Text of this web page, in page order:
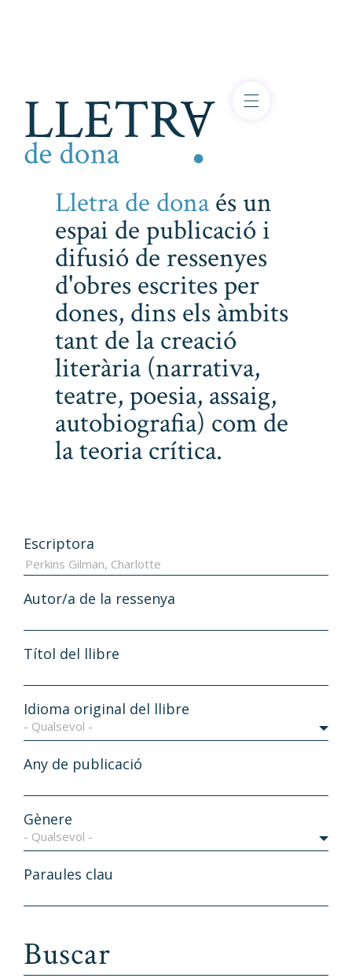
Lletra de donaés un
espai de publicació i
difusió de ressenyes
d'obres escrites per
dones, dins els àmbits
tant de la creació
literària (narrativa,
teatre, poesia, assaig,
autobiografia) com de
la teoria crítica.
Escriptora
Autor/a de la ressenya
Títol del llibre
Idioma original del llibre
- Qualsevol -
Any de publicació
Gènere
- Qualsevol -
Paraules clau